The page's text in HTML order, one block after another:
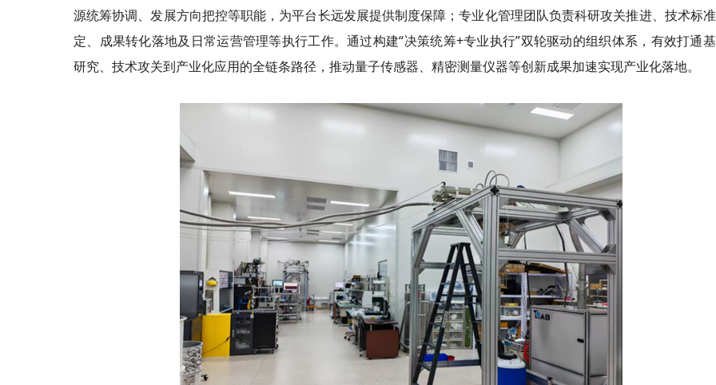
源统筹协调、发展方向把控等职能，为平台长远发展提供制度保障；专业化管理团队负责科研攻关推进、技术标
定、成果转化落地及日常运营管理等执行工作。通过构建“决策统筹+专业执行”双轮驱动的组织体系，有效打通
研究、技术攻关到产业化应用的全链条路径，推动量子传感器、精密测量仪器等创新成果加速实现产业化落地。